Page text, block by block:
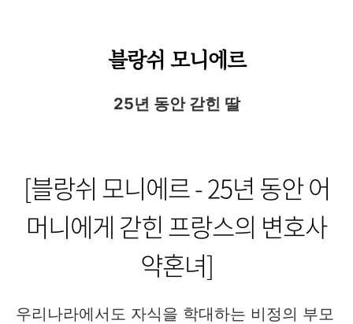
블랑쉬 모니에르
25년 동안 갇힌 딸
[블랑쉬 모니에르 - 25년 동안 어
머니에게 갇힌 프랑스의 변호사
약혼녀]
우리나라에서도 자식을 학대하는 비정의 부모